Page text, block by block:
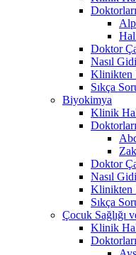
Doktor
Nasıl
Klinikten
Sıkça
Biyokimya
Klinik
Doktor
Nasıl
Klinikten
Sıkça
Çocuk Sağlığı
Klinik